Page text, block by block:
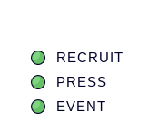
RECRUIT
PRESS
EVENT